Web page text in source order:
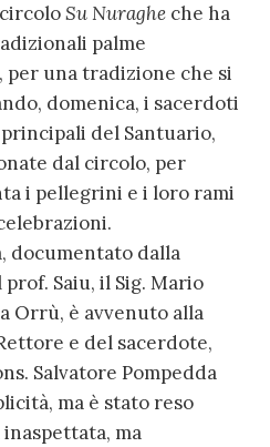
Su Nuraghe che ha
palme
una tradizione che si
domenica, i sacerdoti
del Santuario,
dal circolo, per
i pellegrini e i loro rami
documentato dalla
Saiu, il Sig. Mario
Orrù, è avvenuto alla
e del sacerdote,
Salvatore Pompedda
ma è stato reso
ma